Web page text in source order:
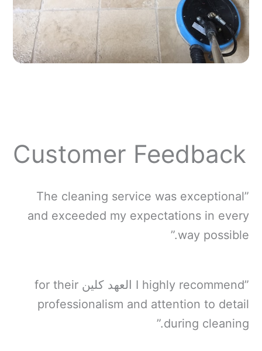
Customer Feedback
”The cleaning service was exceptional
and exceeded my expectations in every
way possible.”
”I highly recommend العهد كلين for their
professionalism and attention to detail
during cleaning.”